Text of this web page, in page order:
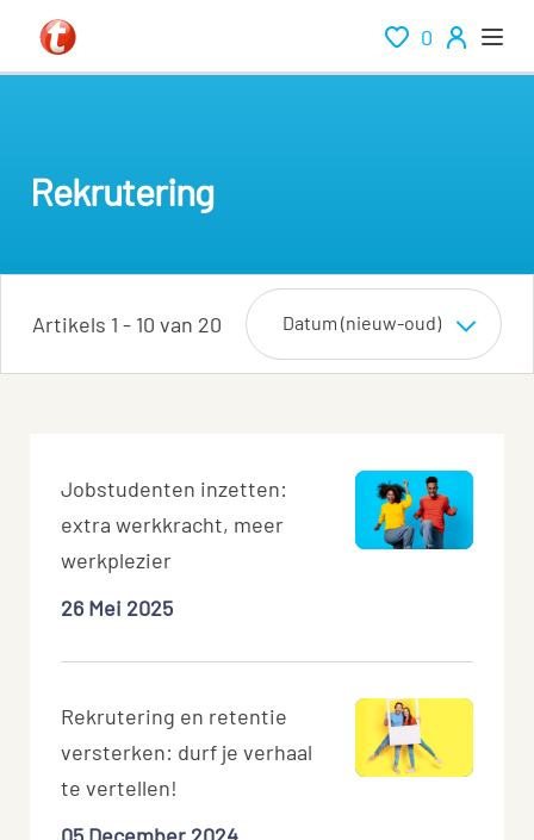
0
Rekrutering
Artikels 1 - 10 van 20
26 Mei 2025
Jobstudenten inzetten:
extra werkkracht, meer
werkplezier
Rekrutering en retentie
versterken: durf je verhaal
te vertellen!